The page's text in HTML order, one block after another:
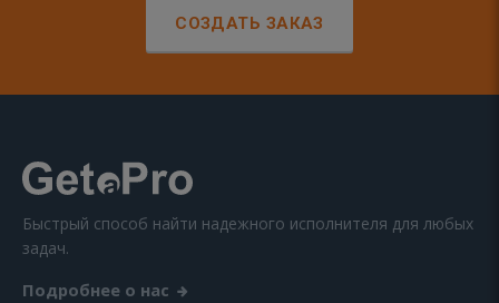
СОЗДАТЬ ЗАКАЗ
Быстрый способ найти надежного исполнителя для любых
задач.
Подробнее о нас